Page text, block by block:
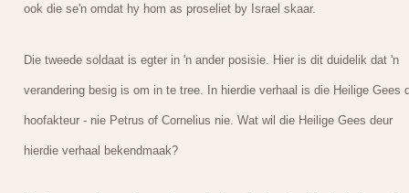
ook die se'n omdat hy hom as proseliet by Israel skaar.
Die tweede soldaat is egter in 'n ander posisie. Hier is dit duidelik dat 'n
verandering besig is om in te tree. In hierdie verhaal is die Heilige Gees
hoofakteur - nie Petrus of Cornelius nie. Wat wil die Heilige Gees deur
hierdie verhaal bekendmaak?